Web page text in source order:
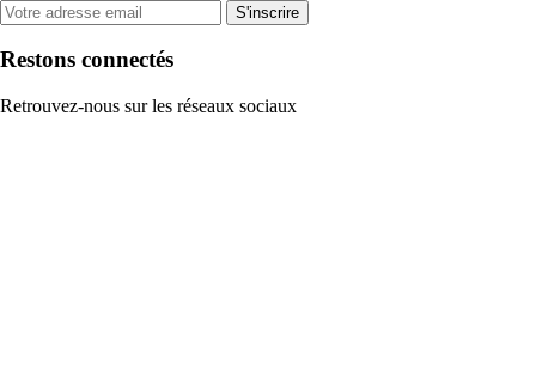
S'inscrire
Restons connectés
Retrouvez-nous sur les réseaux sociaux